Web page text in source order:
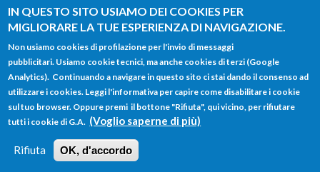
IN QUESTO SITO USIAMO DEI COOKIES PER
MIGLIORARE LA TUE ESPERIENZA DI NAVIGAZIONE.
Non usiamo cookies di profilazione per l'invio di messaggi
pubblicitari. Usiamo cookie tecnici, ma anche cookies di terzi (Google
Analytics). Continuando a navigare in questo sito ci stai dando il consenso ad
utilizzare i cookies. Leggi l'informativa per capire come disabilitare i cookie
sul tuo browser. Oppure premi il bottone "Rifiuta", qui vicino, per rifiutare
tutti i cookie di G.A. (Voglio saperne di più)
Rifiuta OK, d'accordo
Salta al contenuto principale
FORM
DI
RICERCA
Main menu
HOME TUTTI I PROFILI
LOGIN